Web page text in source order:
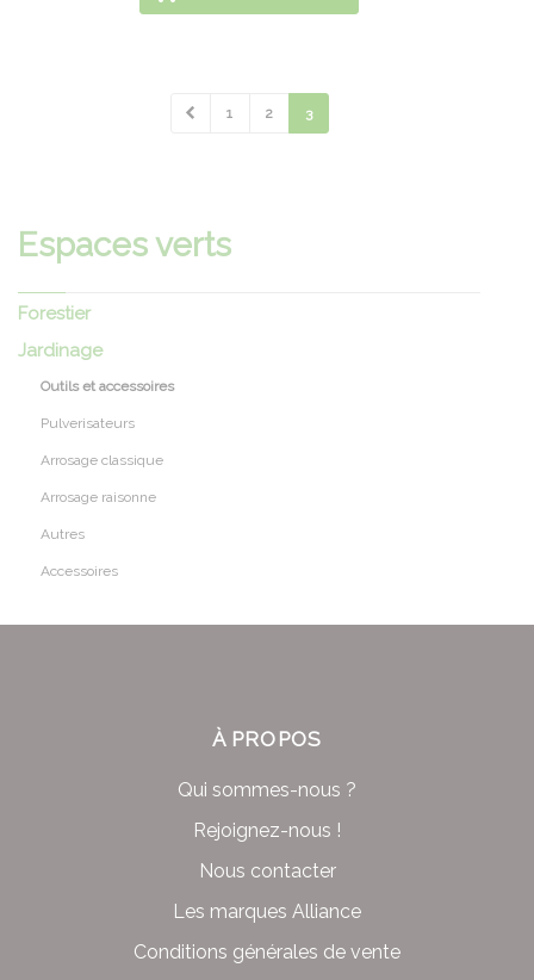
1 2 3
Espaces verts
Forestier
Jardinage
Outils et accessoires
Pulverisateurs
Arrosage classique
Arrosage raisonne
Autres
Accessoires
À PROPOS
Qui sommes-nous ?
Rejoignez-nous !
Nous contacter
Les marques Alliance
Conditions générales de vente